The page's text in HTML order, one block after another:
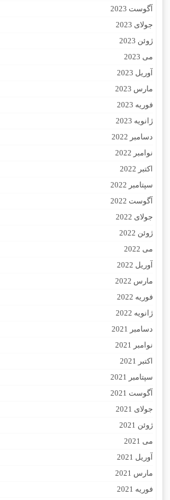
آگوست 2023
جولای 2023
ژوئن 2023
می 2023
آوریل 2023
مارس 2023
فوریه 2023
ژانویه 2023
دسامبر 2022
نوامبر 2022
اکتبر 2022
سپتامبر 2022
آگوست 2022
جولای 2022
ژوئن 2022
می 2022
آوریل 2022
مارس 2022
فوریه 2022
ژانویه 2022
دسامبر 2021
نوامبر 2021
اکتبر 2021
سپتامبر 2021
آگوست 2021
جولای 2021
ژوئن 2021
می 2021
آوریل 2021
مارس 2021
فوریه 2021